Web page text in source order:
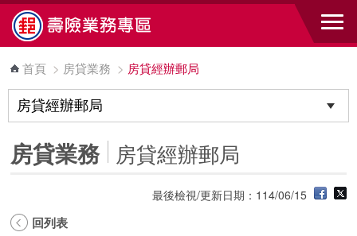
跳到主要內容區塊
首頁 > 房貸業務 > 房貸經辦郵局
房貸業務 房貸經辦郵局
最後檢視/更新日期：114/06/15
回列表